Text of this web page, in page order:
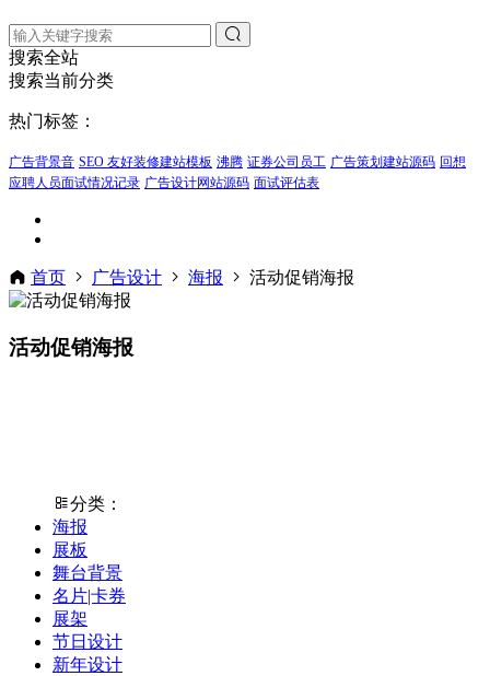
搜索全站
搜索当前分类
热门标签：
广告背景音 SEO 友好装修建站模板 沸腾 证券公司员工 广告策划建站源码 回想
应聘人员面试情况记录 广告设计网站源码 面试评估表
首页 广告设计 海报 活动促销海报
活动促销海报
分类：
海报
展板
舞台背景
名片|卡券
展架
节日设计
新年设计